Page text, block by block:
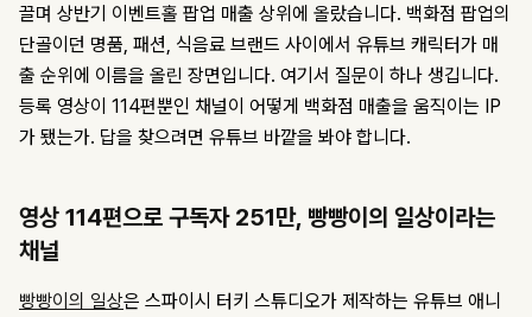
끌며 상반기 이벤트홀 팝업 매출 상위에 올랐습니다. 백화점 팝업의
단골이던 명품, 패션, 식음료 브랜드 사이에서 유튜브 캐릭터가 매
출 순위에 이름을 올린 장면입니다. 여기서 질문이 하나 생깁니다.
등록 영상이 114편뿐인 채널이 어떻게 백화점 매출을 움직이는 IP
가 됐는가. 답을 찾으려면 유튜브 바깥을 봐야 합니다.
영상 114편으로 구독자 251만, 빵빵이의 일상이라는
채널
빵빵이의 일상은 스파이시 터키 스튜디오가 제작하는 유튜브 애니